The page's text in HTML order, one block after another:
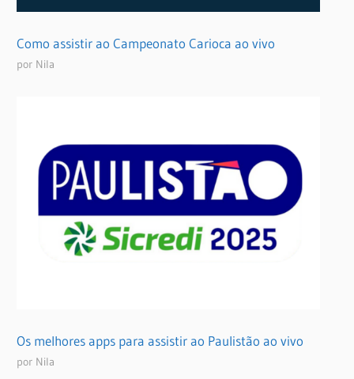
Como assistir ao Campeonato Carioca ao vivo
por Nila
Os melhores apps para assistir ao Paulistão ao vivo
por Nila